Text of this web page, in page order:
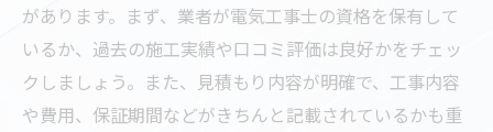
があります。まず、業者が電気工事士の資格を保有して
いるか、過去の施工実績や口コミ評価は良好かをチェッ
クしましょう。また、見積もり内容が明確で、工事内容
や費用、保証期間などがきちんと記載されているかも重